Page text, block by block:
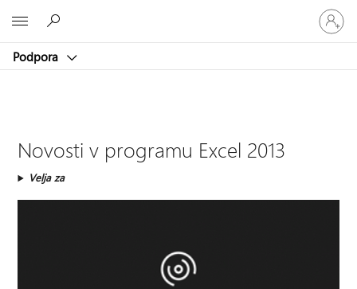
Podpora
Vpišite
se
v
račun
Novosti v programu Excel 2013
Velja za